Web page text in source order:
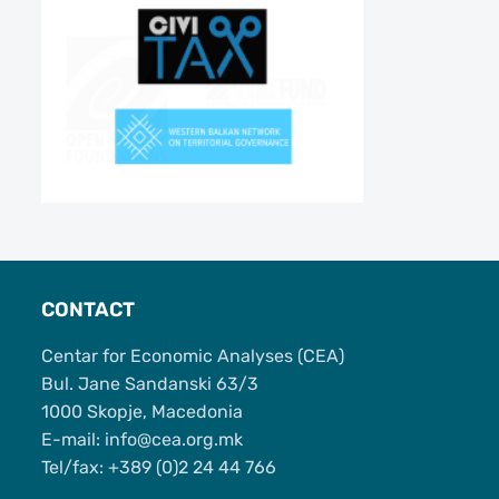
CONTACT
Centar for Economic Analyses (CEA)
Bul. Jane Sandanski 63/3
1000 Skopje, Macedonia
Е-mail: info@cea.org.mk
Tel/fax: +389 (0)2 24 44 766